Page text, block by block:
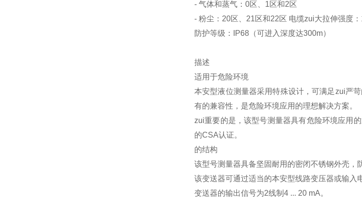
- 气体和蒸气：0区、1区和2区
- 粉尘：20区、21区和22区 电缆zui大拉伸强度：
防护等级：IP68（可进入深度达300m）
描述
适用于危险环境
本安型液位测量器采用特殊设计，可满足zui严
有的兼容性，是危险环境应用的理想解决方案。
zui重要的是，该型号测量器具有危险环境应用
的CSA认证。
的结构
该型号测量器具备坚固耐用的密闭不锈钢外壳，
该变送器可通过适当的本安型线路变压器或输入
变送器的输出信号为2线制4 ... 20 mA。